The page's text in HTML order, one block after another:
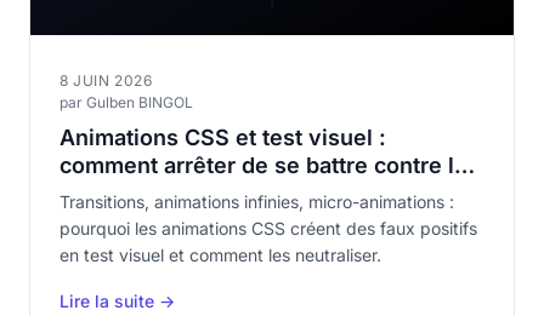
8 JUIN 2026
par Gulben BINGOL
Animations CSS et test visuel :
comment arrêter de se battre contre les
faux positifs
Transitions, animations infinies, micro-animations :
pourquoi les animations CSS créent des faux positifs
en test visuel et comment les neutraliser.
Lire la suite →